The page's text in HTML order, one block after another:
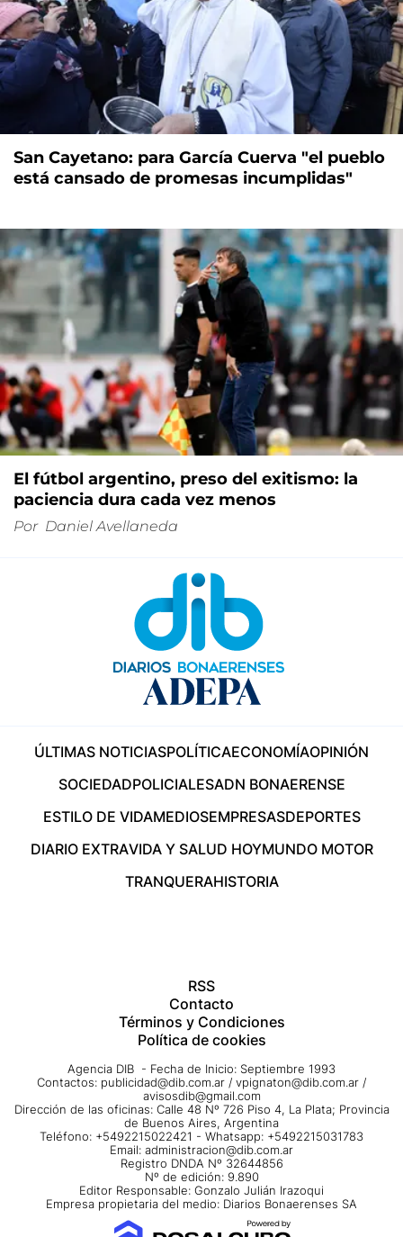
San Cayetano: para García Cuerva "el pueblo
está cansado de promesas incumplidas"
El fútbol argentino, preso del exitismo: la
paciencia dura cada vez menos
Por Daniel Avellaneda
ÚLTIMAS NOTICIASPOLÍTICAECONOMÍAOPINIÓN
SOCIEDADPOLICIALESADN BONAERENSE
ESTILO DE VIDAMEDIOSEMPRESASDEPORTES
DIARIO EXTRAVIDA Y SALUD HOYMUNDO MOTOR
TRANQUERAHISTORIA
RSS
Contacto
Términos y Condiciones
Política de cookies
Agencia DIB - Fecha de Inicio: Septiembre 1993
Contactos: publicidad@dib.com.ar / vpignaton@dib.com.ar /
avisosdib@gmail.com
Dirección de las oficinas: Calle 48 Nº 726 Piso 4, La Plata; Provincia
de Buenos Aires, Argentina
Teléfono: +5492215022421 - Whatsapp: +5492215031783
Email: administracion@dib.com.ar
Registro DNDA Nº 32644856
Nº de edición: 9.890
Editor Responsable: Gonzalo Julián Irazoqui
Empresa propietaria del medio: Diarios Bonaerenses SA